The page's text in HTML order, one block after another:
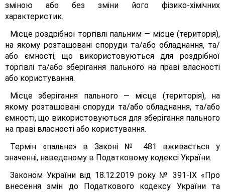
зміною або без зміни його фізико-хімічних
характеристик.
Місце роздрібної торгівлі пальним — місце (територія),
на якому розташовані споруди та/або обладнання, та/
або ємності, що використовуються для роздрібної
торгівлі та/або зберігання пального на праві власності
або користування.
Місце зберігання пального — місце (територія), на
якому розташовані споруди та/або обладнання, та/або
ємності, що використовуються для зберігання пального
на праві власності або користування.
Термін «пальне» в Законі № 481 вживається у
значенні, наведеному в Податковому кодексі України.
Законом України від 18.12.2019 року № 391-ІХ «Про
внесення змін до Податкового кодексу України та